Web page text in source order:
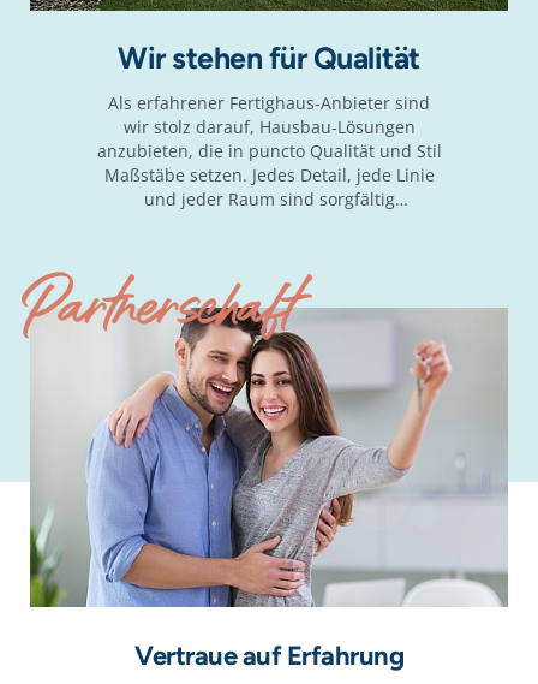
Wir stehen für Qualität
Als erfahrener Fertighaus-Anbieter sind
wir stolz darauf, Hausbau-Lösungen
anzubieten, die in puncto Qualität und Stil
Maßstäbe setzen. Jedes Detail, jede Linie
und jeder Raum sind sorgfältig
Partnerschaft
Vertraue auf Erfahrung